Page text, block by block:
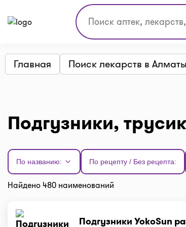
Главная Поиск лекарств в Алматы
Подгузники,
По названию: По рецепту / Без рецепта:
Найдено 480 наименований
Подгузники YokoSun